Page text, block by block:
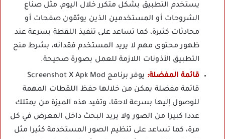
يستخدم التطبيق بشكل متكرر خلال اليوم، مثل صناع
الشروحات أو المستخدمين الذين يوثقون صفحات أو
محادثات كثيرة، كما تساعد على تنفيذ اللقطة بسرعة عند
ظهور محتوى مهم لا يريد المستخدم فقدانه، بشرط منح
التطبيق الأذونات اللازمة للعمل بصورة صحيحة.
قائمة المفضلة:
يوفر برنامج Screenshot X Apk Mod
قائمة مفضلة يمكن من خلالها حفظ اللقطات المهمة
للوصول إليها بسرعة لاحقا، وتفيد هذه الميزة من يمتلك
عددا كبيرا من الصور ولا يريد البحث داخل المعرض في كل
مرة، كما تساعد على تنظيم الصور المستخدمة كثيرا مثل